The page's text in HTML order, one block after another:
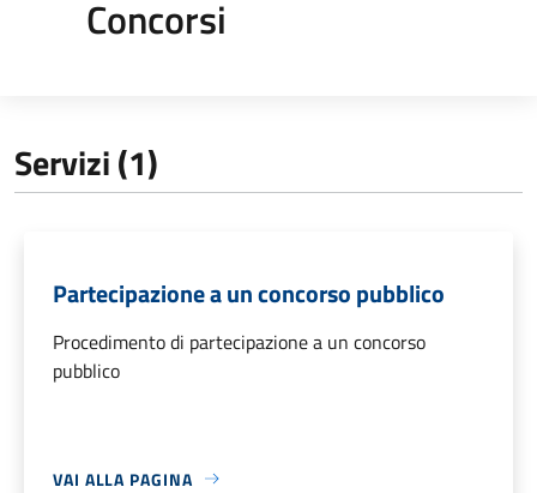
Concorsi
Servizi (1)
Partecipazione a un concorso pubblico
Procedimento di partecipazione a un concorso
pubblico
VAI ALLA PAGINA